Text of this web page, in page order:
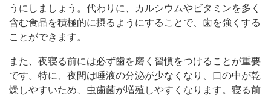
うにしましょう。代わりに、カルシウムやビタミンを多く
含む食品を積極的に摂るようにすることで、歯を強くする
ことができます。
また、夜寝る前には必ず歯を磨く習慣をつけることが重要
です。特に、夜間は唾液の分泌が少なくなり、口の中が乾
燥しやすいため、虫歯菌が増殖しやすくなります。寝る前